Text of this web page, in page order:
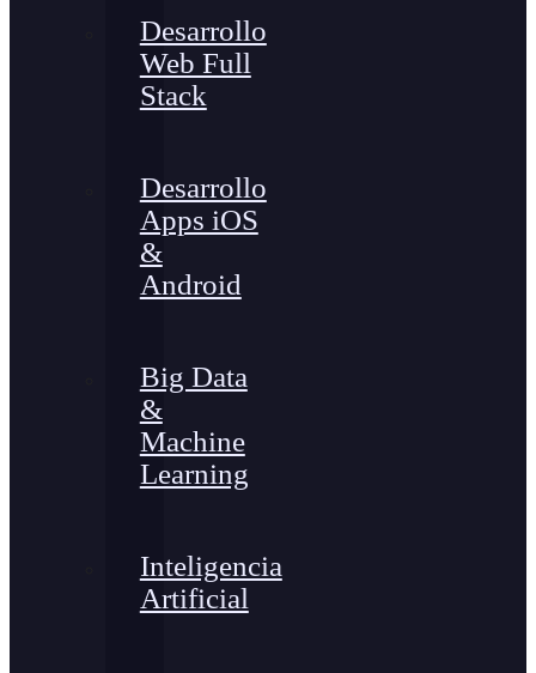
Desarrollo
Web Full
Stack
Desarrollo
Apps iOS
&
Android
Big Data
&
Machine
Learning
Inteligencia
Artificial